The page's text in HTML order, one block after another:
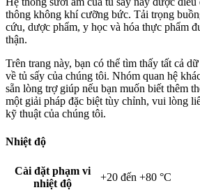
thông không khí cưỡng bức. Tải trọng
cứu, dược phẩm, y học và hóa thực phẩm
thận.
Trên trang này, bạn có thể tìm thấy tất cả
về tủ sấy của chúng tôi. Nhóm quan hệ
sẵn lòng trợ giúp nếu bạn muốn biết thêm
một giải pháp đặc biệt tùy chỉnh, vui lòng
kỹ thuật của chúng tôi.
Nhiệt độ
Cài đặt phạm vi
nhiệt độ
+20 đến +80 °C